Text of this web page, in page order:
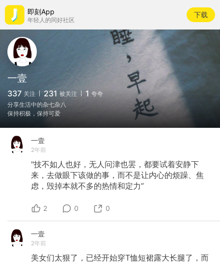
即刻App
年轻人的同好社区
下载
一壹
337 关注 231 被关注 1 夸夸
分享生活中的杂七杂八
保持积极，保持可爱
一壹
2年前
"技不如人也好，无人问津也罢，都要试着安静下
来，去做眼下该做的事，而不是让内心的烦躁、焦
虑，毁掉本就不多的热情和定力”
2 0 0
一壹
2年前
美女们太狠了，已经开始穿T恤短裙露大长腿了，而